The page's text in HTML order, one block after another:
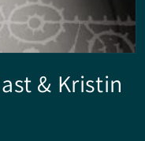
& Kristin